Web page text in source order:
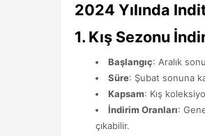
2024 Yılında
1. Kış Sezonu
Başlangıç: Aralık
Süre: Şubat sonuna
Kapsam: Kış
İndirim Oranları:
çıkabilir.